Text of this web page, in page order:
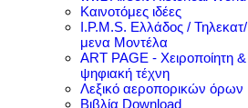
Καινοτόμες ιδέες
I.P.M.S. Ελλάδος / Τηλεκατ/
μενα Μοντέλα
ART PAGE - Χειροποίητη &
ψηφιακή τέχνη
Λεξικό αεροπορικών όρων
Βιβλία Download